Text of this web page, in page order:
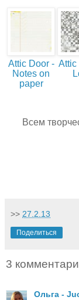
Attic Door -
Notes on
paper
Attic
Всем
>> 27.2.13
Поделиться
3
Ольга -